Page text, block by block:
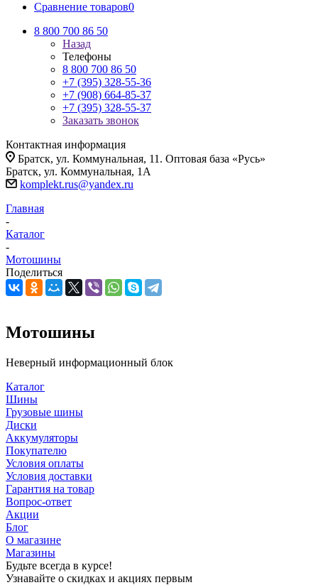
Сравнение товаров0
8 800 700 86 50
Назад
Телефоны
8 800 700 86 50
+7 (395) 328-55-36
+7 (908) 664-85-37
+7 (395) 328-55-37
Заказать звонок
Контактная информация
Братск, ул. Коммунальная, 11. Оптовая база «Русь»
Братск, ул. Коммунальная, 1А
komplekt.rus@yandex.ru
Главная
-
Каталог
-
Мотошины
Поделиться
Мотошины
Неверный информационный блок
Каталог
Шины
Грузовые шины
Диски
Аккумуляторы
Покупателю
Условия оплаты
Условия доставки
Гарантия на товар
Вопрос-ответ
Акции
Блог
О магазине
Магазины
Будьте всегда в курсе!
Узнавайте о скидках и акциях первым